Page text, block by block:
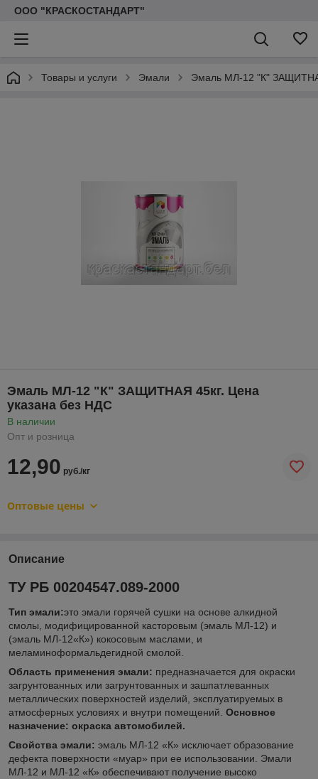
ООО "КРАСКОСТАНДАРТ"
Товары и услуги Эмали Эмаль МЛ-12 "К"
Эмаль МЛ-12 "К" ЗАЩИТНАЯ 45кг. Цена
указана без НДС
В наличии
Опт и розница
12,90 руб./кг
Оптовые цены
Описание
ТУ РБ 00204547.089-2000
Тип эмали:это эмали горячей сушки на основе алкидной
смолы, модифицированной касторовым (эмаль МЛ-12) и
(эмаль МЛ-12«К») кокосовым маслами, и
меламиноформальдегидной смолой.
Область применения эмали: предназначается для окраски
загрунтованных или загрунтованных и зашпатлеванных
металлических поверхностей изделий, эксплуатируемых в
атмосферных условиях и внутри помещений. Основное
назначение: окраска автомобилей.
Свойства эмали: эмаль МЛ-12 «К» исключает образование
дефекта поверхности «муар» при ее использовании. Эмали
МЛ-12 и МЛ-12 «К» обеспечивают получение высоко